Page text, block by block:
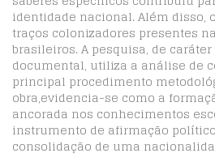
identidade nacional. Além disso,
traços colonizadores presentes
brasileiros. A pesquisa, de
documental, utiliza a análise de
principal procedimento
obra,evidencia-se como a
ancorada nos conhecimentos
instrumento de afirmação
consolidação de uma